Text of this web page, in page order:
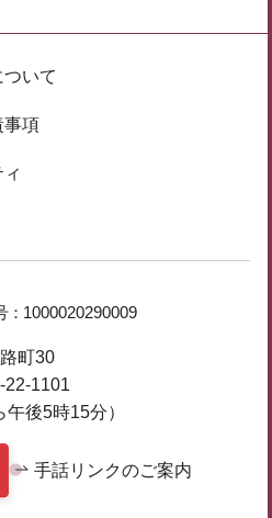
いて
事項
： 1000020290009
町30
22-1101
後5時15分）
手話リンクのご案内